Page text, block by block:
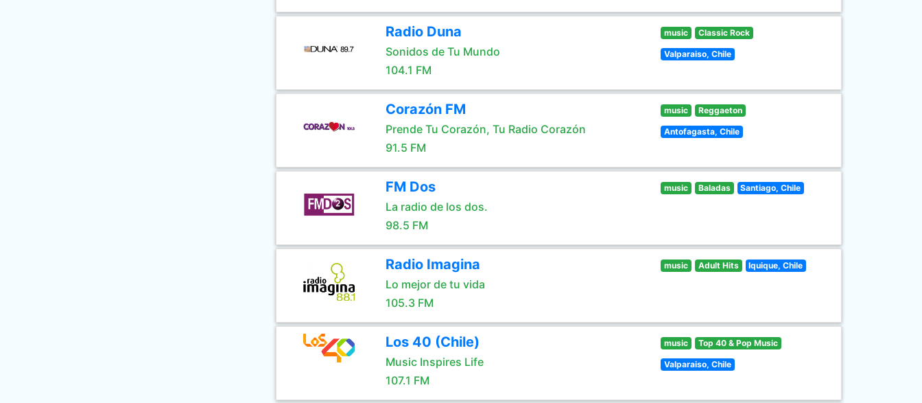
Radio Duna
Sonidos de Tu Mundo
104.1 FM
music Classic Rock
Valparaiso, Chile
Corazón FM
Prende Tu Corazón, Tu Radio Corazón
91.5 FM
music Reggaeton
Antofagasta, Chile
FM Dos
La radio de los dos.
98.5 FM
music Baladas Santiago, Chile
Radio Imagina
Lo mejor de tu vida
105.3 FM
music Adult Hits Iquique, Chile
Los 40 (Chile)
Music Inspires Life
107.1 FM
music Top 40 & Pop Music
Valparaiso, Chile